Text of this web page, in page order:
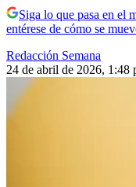
Siga lo que pasa en el
entérese de cómo se
Redacción Semana
24 de abril de 2026, 1:48